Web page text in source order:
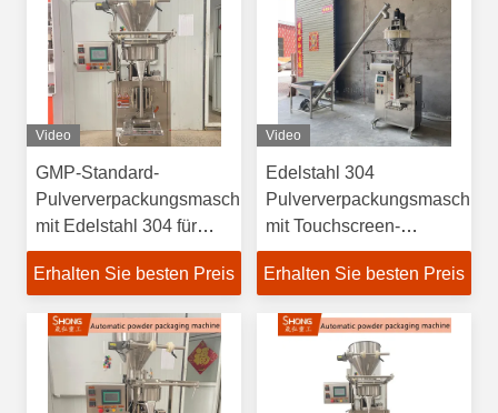
Video
GMP-Standard-
Pulververpackungsmaschine
mit Edelstahl 304 für
Hochgeschwindigkeitsdosis
und -füllung von 400-
Erhalten Sie besten Preis
Video
Edelstahl 304
Pulververpackungsmaschine
mit Touchscreen-
Steuerung für 400-3500
Beutel pro Stunde
Erhalten Sie besten Preis